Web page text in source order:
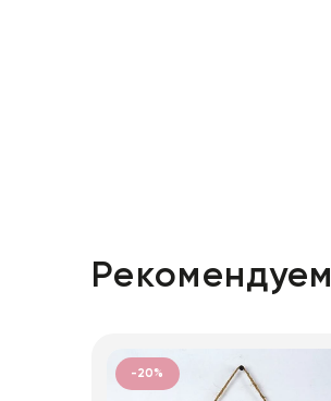
Рекомендуем
-20%